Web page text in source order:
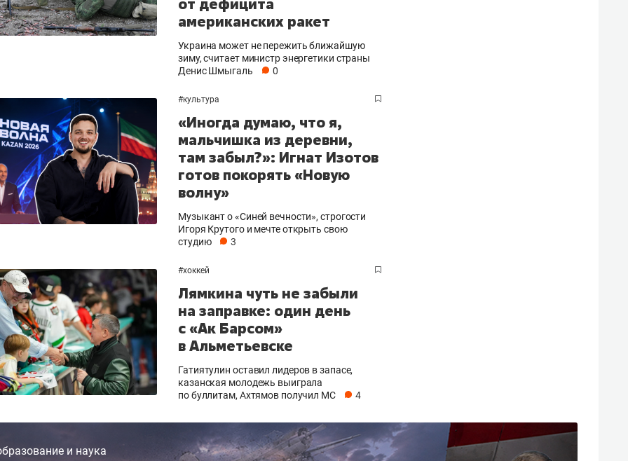
от дефицита
американских ракет
Украина может не пережить ближайшую
зиму, считает министр энергетики страны
Денис Шмыгаль
0
#культура
«Иногда думаю, что я,
мальчишка из деревни,
там забыл?»: Игнат Изотов
готов покорять «Новую
волну»
Музыкант о «Синей вечности», строгости
Игоря Крутого и мечте открыть свою
студию
3
#хоккей
Лямкина чуть не забыли
на заправке: один день
с «Ак Барсом»
в Альметьевске
Гатиятулин оставил лидеров в запасе,
казанская молодежь выиграла
по буллитам, Ахтямов получил МС
4
и наука